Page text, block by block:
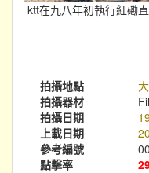
ktt在九八年初執行紅磡
拍攝地點
拍攝器材
拍攝日期
上載日期
參考編號
點擊率